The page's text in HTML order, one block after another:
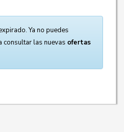
Ya no puedes
consultar las nuevas ofertas